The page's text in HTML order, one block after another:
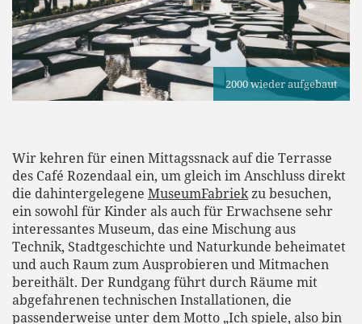
2000 wieder aufgebaut
Wir kehren für einen Mittagssnack auf die Terrasse
des Café Rozendaal ein, um gleich im Anschluss direkt
die dahintergelegene MuseumFabriekzu besuchen,
ein sowohl für Kinder als auch für Erwachsene sehr
interessantes Museum, das eine Mischung aus
Technik, Stadtgeschichte und Naturkunde beheimatet
und auch Raum zum Ausprobieren und Mitmachen
bereithält. Der Rundgang führt durch Räume mit
abgefahrenen technischen Installationen, die
passenderweise unter dem Motto „Ich spiele, also bin